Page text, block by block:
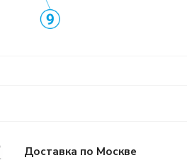
Доставка по Москве